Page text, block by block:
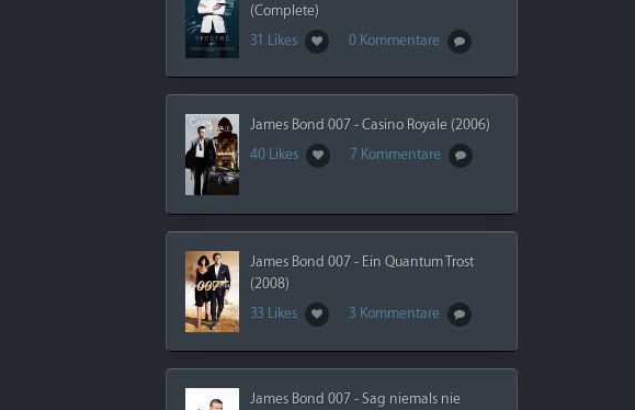
(Complete)
31 Likes
0 Kommentare
James Bond 007 - Casino Royale (2006)
40 Likes
7 Kommentare
James Bond 007 - Ein Quantum Trost
(2008)
33 Likes
3 Kommentare
James Bond 007 - Sag niemals nie